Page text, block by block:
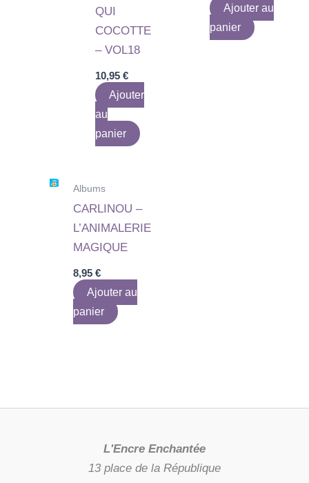
QUI
COCOTTE
– VOL18
10,95€
Ajouter
au
panier
Ajouter au
panier
Albums
CARLINOU –
L’ANIMALERIE
MAGIQUE
8,95€
Ajouter au
panier
L'Encre Enchantée
13 place de la République